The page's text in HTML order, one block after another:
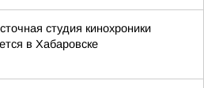
студия кинохроники
в Хабаровске